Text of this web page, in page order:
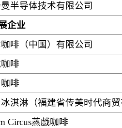
半导体技术有限公司
企业
啡（中国）有限公司
啡
啡
淇淋（福建省传美时代商
Circus蒸戲咖啡